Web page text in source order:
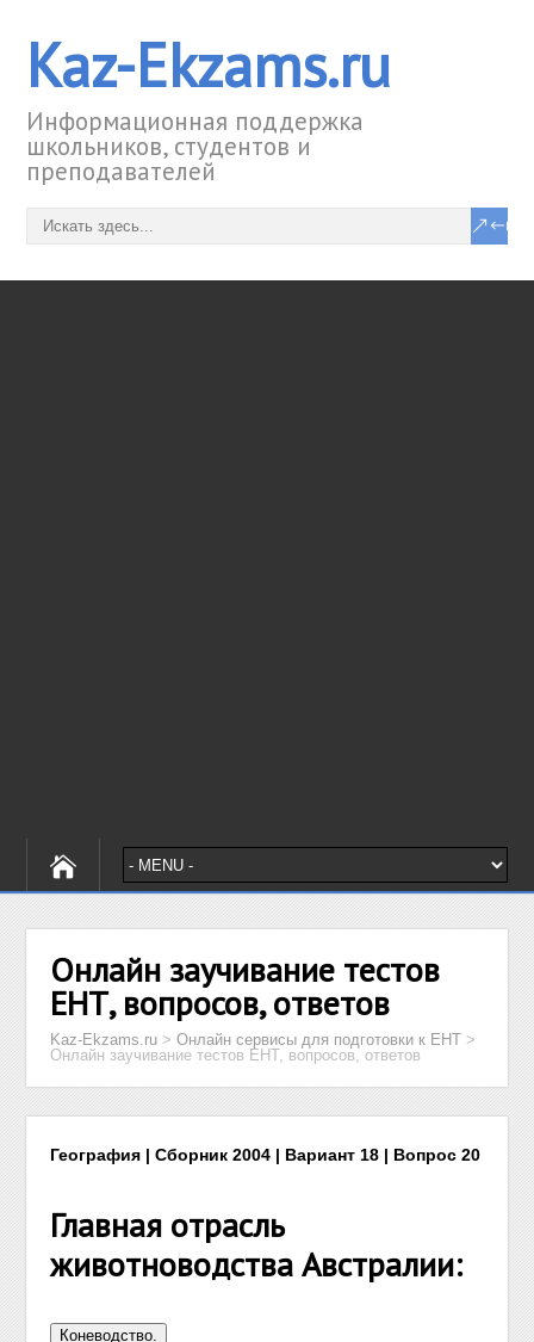
Kaz-Ekzams.ru
Информационная поддержка
школьников, студентов и
преподавателей
Онлайн заучивание тестов
ЕНТ, вопросов, ответов
Kaz-Ekzams.ru >Онлайн сервисы для подготовки к ЕНТ >
Онлайн заучивание тестов ЕНТ, вопросов, ответов
География | Сборник 2004 | Вариант 18 | Вопрос 20
Главная отрасль
животноводства Австралии: